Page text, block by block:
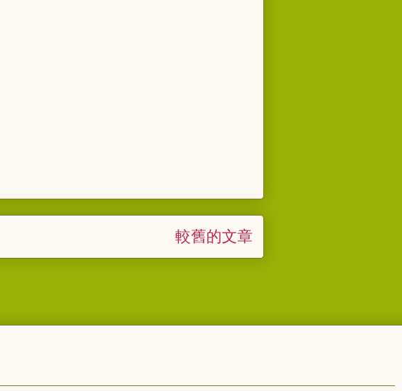
較舊的文章